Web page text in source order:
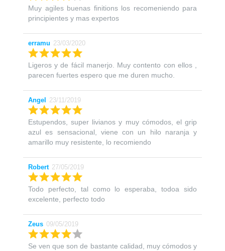
Muy agiles buenas finitions los recomeniendo para
principientes y mas expertos
erramu 23/03/2020
Ligeros y de fácil manerjo. Muy contento con ellos ,
parecen fuertes espero que me duren mucho.
Angel 23/11/2019
Estupendos, super livianos y muy cómodos, el grip
azul es sensacional, viene con un hilo naranja y
amarillo muy resistente, lo recomiendo
Robert 27/05/2019
Todo perfecto, tal como lo esperaba, todoa sido
excelente, perfecto todo
Zeus 09/05/2019
Se ven que son de bastante calidad, muy cómodos y